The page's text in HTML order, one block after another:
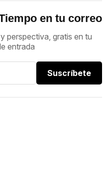
en tu correo
perspectiva, gratis en tu
entrada
Suscríbete